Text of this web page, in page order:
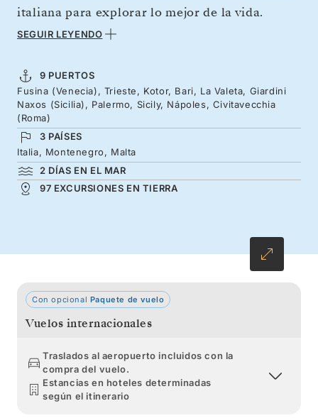
italiana para explorar lo mejor de la vida.
Déjese maravillar por Venecia antes de cruzar
elegante ciudad de Trieste y la magnífica joya
de Kotor. Descubra los encantos isleños de
Corfú, como sus seductoras playas y su
fortaleza veneciana, antes de sumergirse en la
belleza rústica de Sicilia, ya descolorida por
los rayos del sol. Contágiese de la energía de
SEGUIR LEYENDO
9 PUERTOS
Fusina (Venecia), Trieste, Kotor, Bari, La Valeta, Giardini
Naxos (Sicilia), Palermo, Sicily, Nápoles, Civitavecchia
(Roma)
3 PAÍSES
Italia, Montenegro, Malta
2 DÍAS EN EL MAR
97 EXCURSIONES EN TIERRA
Con opcional Paquete de vuelo
Vuelos internacionales
Traslados al aeropuerto incluidos con la
compra del vuelo.
Estancias en hoteles determinadas
según el itinerario